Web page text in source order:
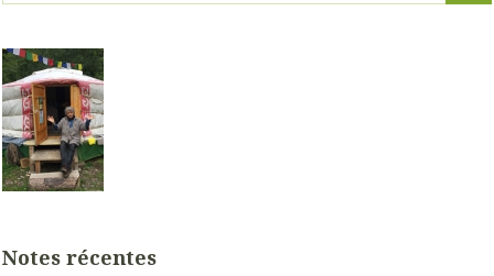
Notes récentes